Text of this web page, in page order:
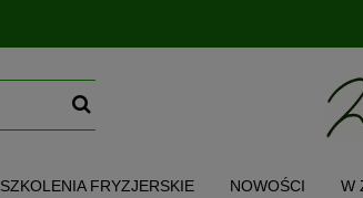
SZKOLENIA FRYZJERSKIE NOWOŚCI W